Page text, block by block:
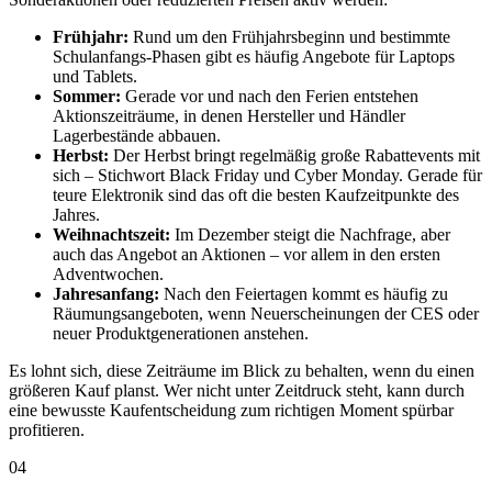
Frühjahr: Rund um den Frühjahrsbeginn und bestimmte
Schulanfangs-Phasen gibt es häufig Angebote für Laptops
und Tablets.
Sommer: Gerade vor und nach den Ferien entstehen
Aktionszeiträume, in denen Hersteller und Händler
Lagerbestände abbauen.
Herbst: Der Herbst bringt regelmäßig große Rabattevents mit
sich – Stichwort Black Friday und Cyber Monday. Gerade für
teure Elektronik sind das oft die besten Kaufzeitpunkte des
Jahres.
Weihnachtszeit: Im Dezember steigt die Nachfrage, aber
auch das Angebot an Aktionen – vor allem in den ersten
Adventwochen.
Jahresanfang: Nach den Feiertagen kommt es häufig zu
Räumungsangeboten, wenn Neuerscheinungen der CES oder
neuer Produktgenerationen anstehen.
Es lohnt sich, diese Zeiträume im Blick zu behalten, wenn du einen
größeren Kauf planst. Wer nicht unter Zeitdruck steht, kann durch
eine bewusste Kaufentscheidung zum richtigen Moment spürbar
profitieren.
04